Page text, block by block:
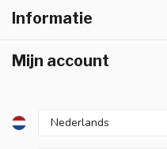
Informatie
Mijn account